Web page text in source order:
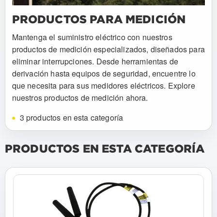
PRODUCTOS PARA MEDICIÓN
Mantenga el suministro eléctrico con nuestros
productos de medición especializados, diseñados para
eliminar interrupciones. Desde herramientas de
derivación hasta equipos de seguridad, encuentre lo
que necesita para sus medidores eléctricos. Explore
nuestros productos de medición ahora.
3 productos en esta categoría
PRODUCTOS EN ESTA CATEGORÍA